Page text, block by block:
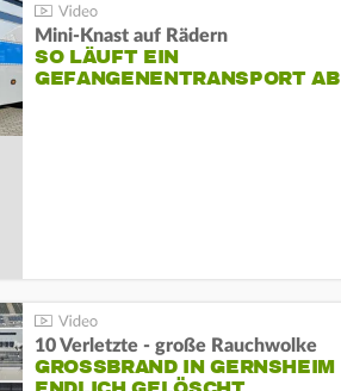
Mini-Knast auf Rädern
SO LÄUFT EIN
GEFANGENENTRANSPORT AB
10 Verletzte - große Rauchwolke
GROSSBRAND IN GERNSHEIM E